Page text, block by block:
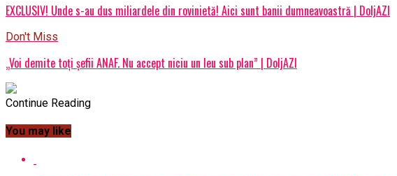
EXCLUSIV! Unde s-au dus miliardele din rovinietă! Aici sunt banii dumneavoastră | DoljAZI
Don't Miss
„Voi demite toţi şefii ANAF. Nu accept niciu un leu sub plan” | DoljAZI
Continue Reading
You may like